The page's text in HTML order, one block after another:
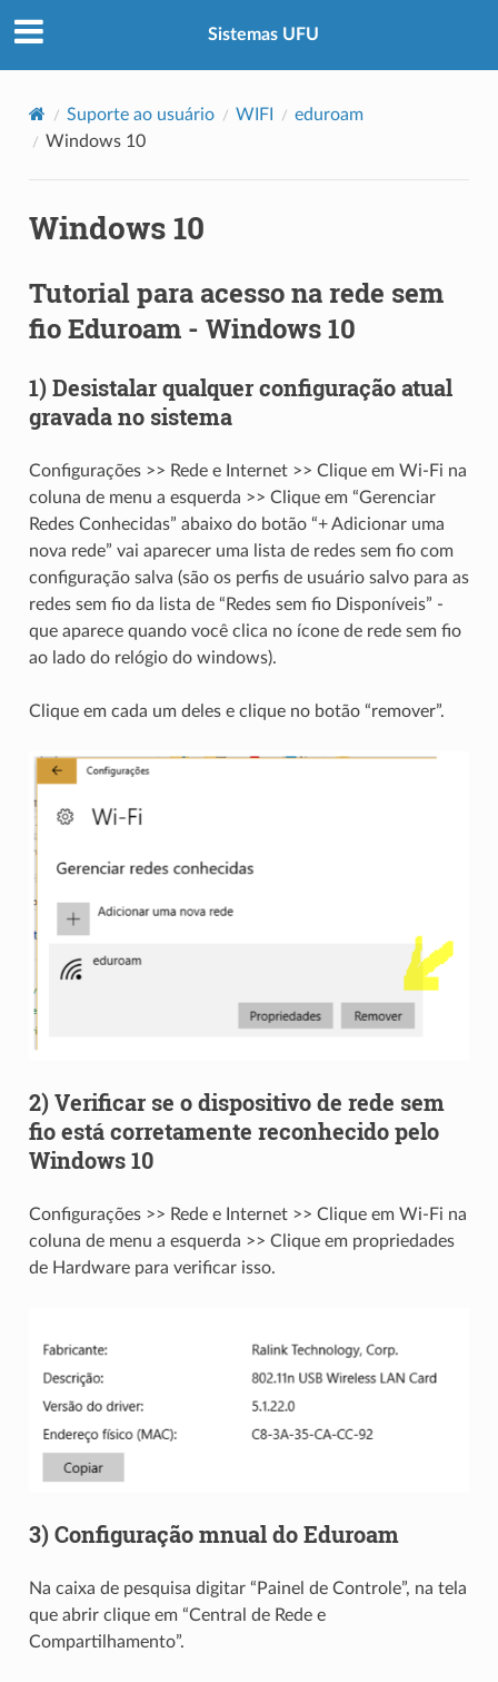
Sistemas UFU
Suporte ao usuário WIFI
eduroam
Windows 10
Windows 10
Tutorial para acesso na rede sem
fio Eduroam - Windows 10
1) Desistalar qualquer configuração atual
gravada no sistema
Configurações >> Rede e Internet >> Clique em Wi-Fi na
coluna de menu a esquerda >> Clique em “Gerenciar
Redes Conhecidas” abaixo do botão “+ Adicionar uma
nova rede” vai aparecer uma lista de redes sem fio com
configuração salva (são os perfis de usuário salvo para as
redes sem fio da lista de “Redes sem fio Disponíveis” -
que aparece quando você clica no ícone de rede sem fio
ao lado do relógio do windows).
Clique em cada um deles e clique no botão “remover”.
2) Verificar se o dispositivo de rede sem
fio está corretamente reconhecido pelo
Windows 10
Configurações >> Rede e Internet >> Clique em Wi-Fi na
coluna de menu a esquerda >> Clique em propriedades
de Hardware para verificar isso.
3) Configuração mnual do Eduroam
Na caixa de pesquisa digitar “Painel de Controle”, na tela
que abrir clique em “Central de Rede e
Compartilhamento”.